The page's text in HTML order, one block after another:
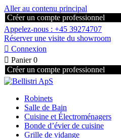
Aller au contenu principal
Créer un compte professionnel
Appelez-nous : +45 39274707
Réserver une visite du showroom
 Connexion
 Panier 0
Créer un compte professionnel
Robinets
Salle de Bain
Cuisine et Électroménagers
Bonde d’évier de cuisine
Grille de vidange